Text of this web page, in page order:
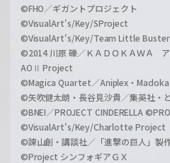
©FHO／ギガントプロジェクト
©VisualArt's/Key/SProject
©VisualArt's/Key/Team Little
©2014 川原 礫／ＫＡＤＯＫＡＷＡ ア
AOⅡ Project
©Magica Quartet／Aniplex・
©矢吹健太朗・長谷見沙貴／集英社・
©BNEI／PROJECT CINDERELLA
©VisualArt's/Key/Charlotte Project
©諫山創・講談社／「進撃の巨人」製
©Project シンフォギアＧＸ